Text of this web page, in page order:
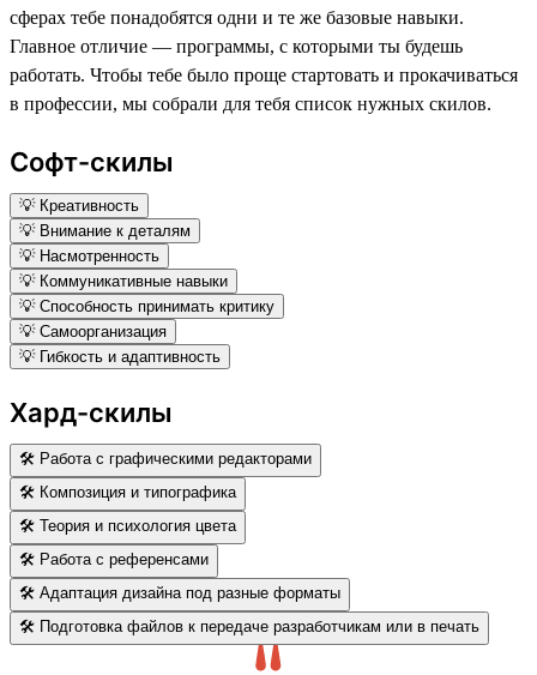
сферах тебе понадобятся одни и те же базовые навыки.
Главное отличие — программы, с которыми ты будешь
работать. Чтобы тебе было проще стартовать и прокачиваться
в профессии, мы собрали для тебя список нужных скилов.
Софт-скилы
💡 Креативность
💡 Внимание к деталям
💡 Насмотренность
💡 Коммуникативные навыки
💡 Способность принимать критику
💡 Самоорганизация
💡 Гибкость и адаптивность
Хард-скилы
🛠 Работа с графическими редакторами
🛠 Композиция и типографика
🛠 Теория и психология цвета
🛠 Работа с референсами
🛠 Адаптация дизайна под разные форматы
🛠 Подготовка файлов к передаче разработчикам или в печать